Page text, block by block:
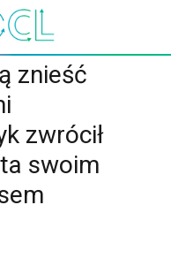
znieść
zwrócił
swoim